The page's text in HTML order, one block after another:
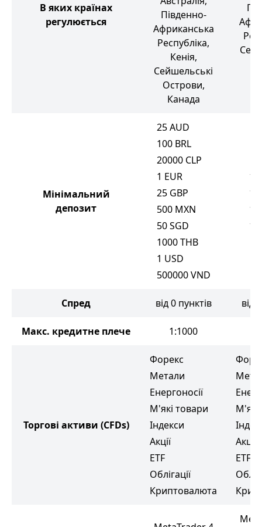
В яких країнах
регулюється
Південно-
Африканська
Республіка,
Кенія,
Сейшельські
Острови,
Канада
Мінімальний
депозит
25 AUD
100 BRL
20000 CLP
1 EUR
25 GBP
500 MXN
50 SGD
1000 THB
1 USD
500000 VND
Спред від 0 пунктів від
Макс. кредитне плече 1:1000
Торгові активи (CFDs)
Форекс
Метали
Енергоносії
М'які товари
Індекси
Акції
ETF
Облігації
Криптовалюта
Акції
ETF